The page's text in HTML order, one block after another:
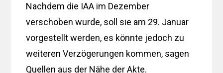
Nachdem die IAA im Dezember
verschoben wurde, soll sie am 29. Januar
vorgestellt werden, es könnte jedoch zu
weiteren Verzögerungen kommen, sagen
Quellen aus der Nähe der Akte.